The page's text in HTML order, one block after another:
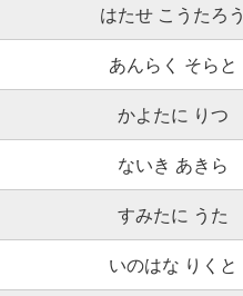
はたせ こうたろう
あんらく そらと
かよたに りつ
ないき あきら
すみたに うた
いのはな りくと